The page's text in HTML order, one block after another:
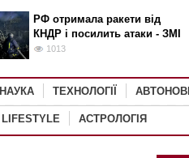
РФ отримала ракети від
КНДР і посилить атаки - ЗМІ
1013
НАУКА ТЕХНОЛОГІЇ
LIFESTYLE АСТРОЛОГІЯ